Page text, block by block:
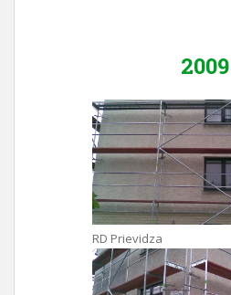
2009
RD Prievidza